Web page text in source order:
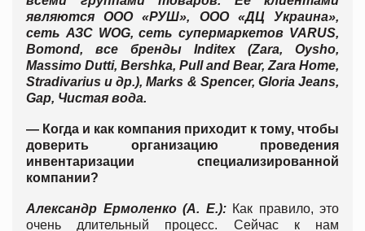
являются ООО «РУШ», ООО «ДЦ Украина»,
сеть АЗС WOG, сеть супермаркетов VARUS,
Bomond, все бренды Inditex (Zara, Oysho,
Massimo Dutti, Bershka, Pull and Bear, Zara Home,
Stradivarius и др.), Marks & Spencer, Gloria Jeans,
Gap, Чистая вода.
— Когда и как компания приходит к тому, чтобы
доверить организацию проведения
инвентаризации специализированной
компании?
Александр Ермоленко (А. Е.):Как правило, это
очень длительный процесс. Сейчас к нам